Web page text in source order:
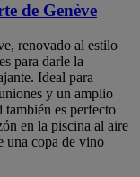
de Genève
renovado al estilo
para darle la
Ideal para
y un amplio
también es perfecto
en la piscina al aire
una copa de vino